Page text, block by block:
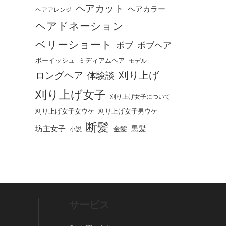
ヘアアレンジ ヘアカット ヘアカラー
ヘアドネーション
ベリーショート
ボブ ボブヘア
ボーイッシュ ミディアムヘア モデル
ロングヘア 体験談 刈り上げ
刈り上げ女子 刈り上げ女子について
刈り上げ女子女ウケ 刈り上げ女子男ウケ
坊主女子 小説 断髪 金髪 黒髪